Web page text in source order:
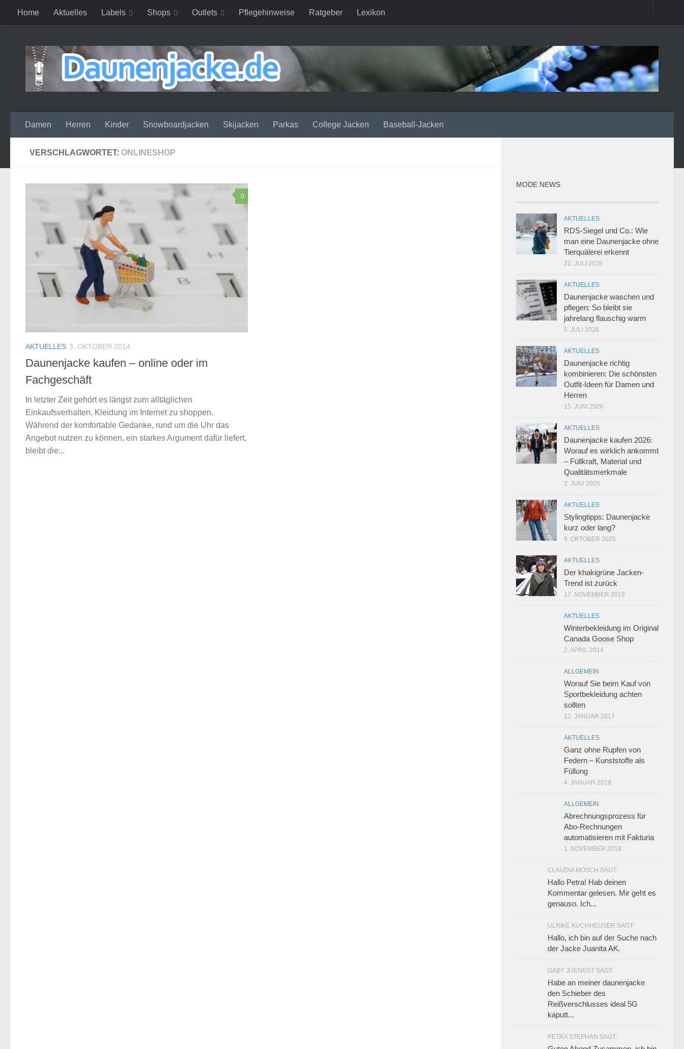
Zum Inhalt springen
Home Aktuelles Labels Shops Outlets Pflegehinweise Ratgeber Lexikon
Damen Herren Kinder Snowboardjacken Skijacken Parkas College Jacken Baseball-Jacken
VERSCHLAGWORTET: ONLINESHOP
0
AKTUELLES 3. OKTOBER 2014
Daunenjacke kaufen – online oder im
Fachgeschäft
In letzter Zeit gehört es längst zum alltäglichen
Einkaufsverhalten, Kleidung im Internet zu shoppen.
Während der komfortable Gedanke, rund um die Uhr das
Angebot nutzen zu können, ein starkes Argument dafür liefert,
bleibt die...
MODE NEWS
AKTUELLES
RDS-Siegel und Co.: Wie
man eine Daunenjacke ohne
Tierquälerei erkennt
22. JULI 2026
AKTUELLES
Daunenjacke waschen und
pflegen: So bleibt sie
jahrelang flauschig warm
5. JULI 2026
AKTUELLES
Daunenjacke richtig
kombinieren: Die schönsten
Outfit-Ideen für Damen und
Herren
15. JUNI 2026
AKTUELLES
Daunenjacke kaufen 2026:
Worauf es wirklich ankommt
– Füllkraft, Material und
Qualitätsmerkmale
2. JUNI 2026
AKTUELLES
Stylingtipps: Daunenjacke
kurz oder lang?
9. OKTOBER 2025
AKTUELLES
Der khakigrüne Jacken-
Trend ist zurück
17. NOVEMBER 2019
AKTUELLES
Winterbekleidung im Original
Canada Goose Shop
2. APRIL 2014
ALLGEMEIN
Worauf Sie beim Kauf von
Sportbekleidung achten
sollten
12. JANUAR 2017
AKTUELLES
Ganz ohne Rupfen von
Federn – Kunststoffe als
Füllung
4. JANUAR 2019
ALLGEMEIN
Abrechnungsprozess für
Abo-Rechnungen
automatisieren mit Fakturia
1. NOVEMBER 2018
CLAUDIA MOSCH SAGT:
Hallo Petra! Hab deinen
Kommentar gelesen. Mir geht es
genauso. Ich...
ULRIKE KUCHHEUSER SAGT:
Hallo, ich bin auf der Suche nach
der Jacke Juanita AK.
GABY JUENGST SAGT:
Habe an meiner daunenjacke
den Schieber des
Reißverschlusses ideal 5G
kaputt...
PETRA STEPHAN SAGT: